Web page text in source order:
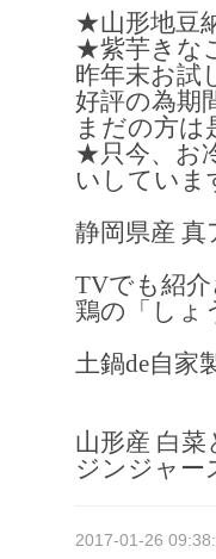
★山形地豆
★紫芋きな
昨年末お試
好評の為期
まだの方は
★只今、お
いしていま
静岡県産
TVでも紹
鶏の「しょ
土鍋de自家
山形産 白
ジンジャー
2017-01-26